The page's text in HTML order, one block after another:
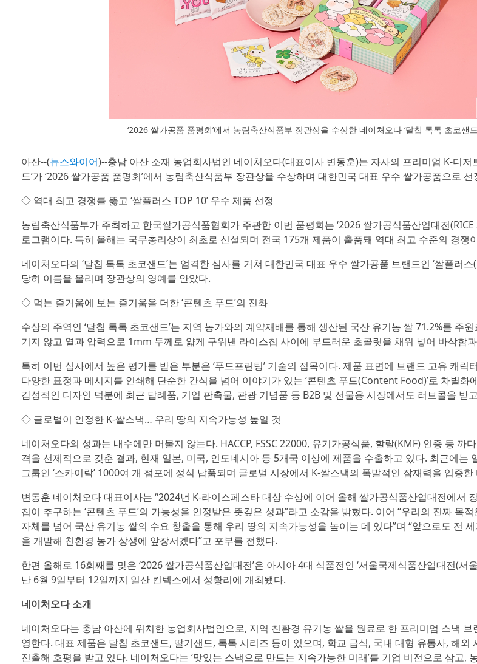
‘2026 쌀가공품 품평회’에서 농림축산식품부 장관상을 수상한 네이처오다 ‘달칩 톡톡 초코샌드
아산--(뉴스와이어)--충남 아산 소재 농업회사법인 네이처오다(대표이사 변동훈)는 자사의 프리미엄 K-디저
드’가 ‘2026 쌀가공품 품평회’에서 농림축산식품부 장관상을 수상하며 대한민국 대표 우수 쌀가공품으로
◇ 역대 최고 경쟁률 뚫고 ‘쌀플러스 TOP 10’ 우수 제품 선정
농림축산식품부가 주최하고 한국쌀가공식품협회가 주관한 이번 품평회는 ‘2026 쌀가공식품산업대전(RICE
로그램이다. 특히 올해는 국무총리상이 최초로 신설되며 전국 175개 제품이 출품돼 역대 최고 수준의 경쟁
네이처오다의 ‘달칩 톡톡 초코샌드’는 엄격한 심사를 거쳐 대한민국 대표 우수 쌀가공품 브랜드인 ‘쌀플러스
당히 이름을 올리며 장관상의 영예를 안았다.
◇ 먹는 즐거움에 보는 즐거움을 더한 ‘콘텐츠 푸드’의 진화
수상의 주역인 ‘달칩 톡톡 초코샌드’는 지역 농가와의 계약재배를 통해 생산된 국산 유기농 쌀 71.2%를 주
기지 않고 열과 압력으로 1mm 두께로 얇게 구워낸 라이스칩 사이에 부드러운 초콜릿을 채워 넣어 바삭함
특히 이번 심사에서 높은 평가를 받은 부분은 ‘푸드프린팅’ 기술의 접목이다. 제품 표면에 브랜드 고유 캐릭
다양한 표정과 메시지를 인쇄해 단순한 간식을 넘어 이야기가 있는 ‘콘텐츠 푸드(Content Food)’로 차별화
감성적인 디자인 덕분에 최근 답례품, 기업 판촉물, 관광 기념품 등 B2B 및 선물용 시장에서도 러브콜을 받
◇ 글로벌이 인정한 K-쌀스낵… 우리 땅의 지속가능성 높일 것
네이처오다의 성과는 내수에만 머물지 않는다. HACCP, FSSC 22000, 유기가공식품, 할랄(KMF) 인증 등 까
격을 선제적으로 갖춘 결과, 현재 일본, 미국, 인도네시아 등 5개국 이상에 제품을 수출하고 있다. 최근에는
그룹인 ‘스카이락’ 1000여 개 점포에 정식 납품되며 글로벌 시장에서 K-쌀스낵의 폭발적인 잠재력을 입증한
변동훈 네이처오다 대표이사는 “2024년 K-라이스페스타 대상 수상에 이어 올해 쌀가공식품산업대전에서
칩이 추구하는 ‘콘텐츠 푸드’의 가능성을 인정받은 뜻깊은 성과”라고 소감을 밝혔다. 이어 “우리의 진짜 목
자체를 넘어 국산 유기농 쌀의 수요 창출을 통해 우리 땅의 지속가능성을 높이는 데 있다”며 “앞으로도 전
을 개발해 친환경 농가 상생에 앞장서겠다”고 포부를 전했다.
한편 올해로 16회째를 맞은 ‘2026 쌀가공식품산업대전’은 아시아 4대 식품전인 ‘서울국제식품산업대전(서
난 6월 9일부터 12일까지 일산 킨텍스에서 성황리에 개최됐다.
네이처오다 소개
네이처오다는 충남 아산에 위치한 농업회사법인으로, 지역 친환경 유기농 쌀을 원료로 한 프리미엄 스낵 브
영한다. 대표 제품은 달칩 초코샌드, 딸기샌드, 톡톡 시리즈 등이 있으며, 학교 급식, 국내 대형 유통사, 해외
진출해 호평을 받고 있다. 네이처오다는 ‘맛있는 스낵으로 만드는 지속가능한 미래’를 기업 비전으로 삼고,